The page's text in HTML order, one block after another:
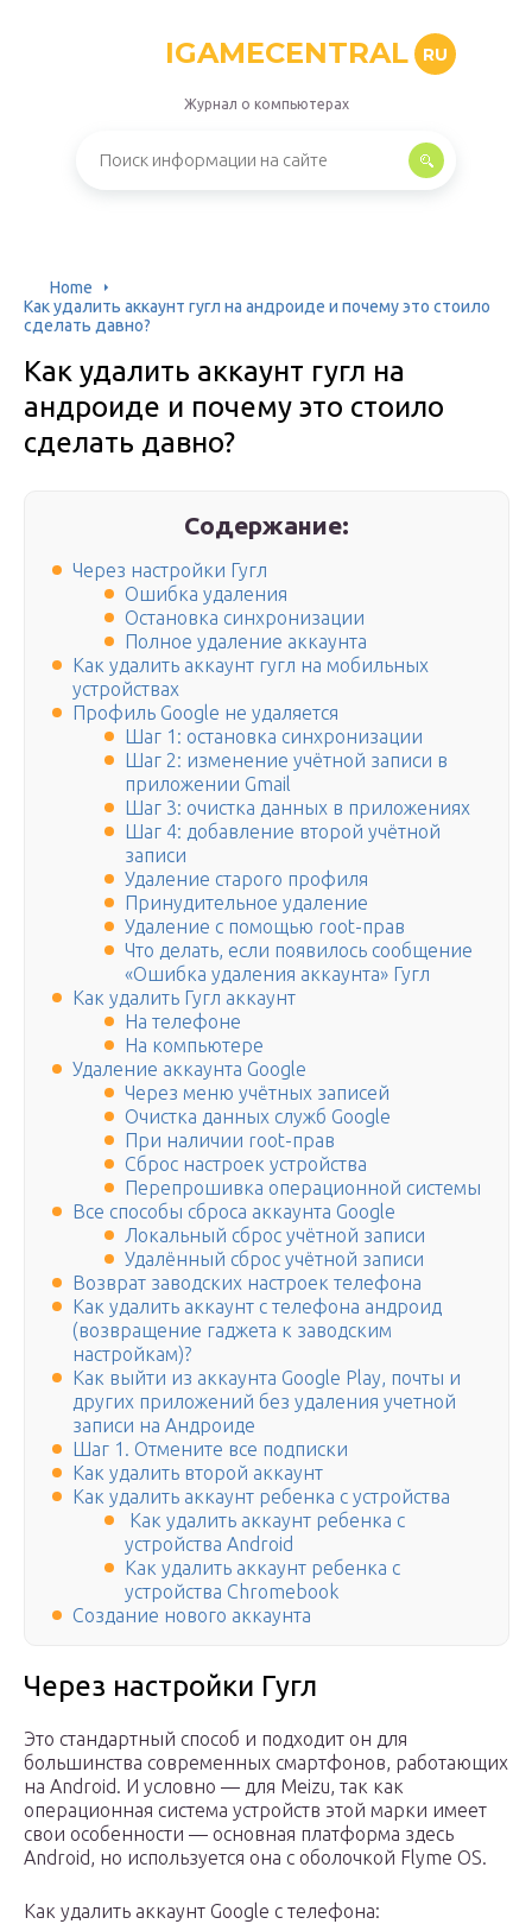
IGAMECENTRAL RU
Журнал о компьютерах
Home
Как удалить аккаунт гугл на андроиде и почему это стоило
сделать давно?
Как удалить аккаунт гугл на
андроиде и почему это стоило
сделать давно?
Содержание:
Через настройки Гугл
Ошибка удаления
Остановка синхронизации
Полное удаление аккаунта
Как удалить аккаунт гугл на мобильных
устройствах
Профиль Google не удаляется
Шаг 1: остановка синхронизации
Шаг 2: изменение учётной записи в
приложении Gmail
Шаг 3: очистка данных в приложениях
Шаг 4: добавление второй учётной
записи
Удаление старого профиля
Принудительное удаление
Удаление с помощью root-прав
Что делать, если появилось сообщение
«Ошибка удаления аккаунта» Гугл
Как удалить Гугл аккаунт
На телефоне
На компьютере
Удаление аккаунта Google
Через меню учётных записей
Очистка данных служб Google
При наличии root-прав
Сброс настроек устройства
Перепрошивка операционной системы
Все способы сброса аккаунта Google
Локальный сброс учётной записи
Удалённый сброс учётной записи
Возврат заводских настроек телефона
Как удалить аккаунт с телефона андроид
(возвращение гаджета к заводским
настройкам)?
Как выйти из аккаунта Google Play, почты и
других приложений без удаления учетной
записи на Андроиде
Шаг 1. Отмените все подписки
Как удалить второй аккаунт
Как удалить аккаунт ребенка с устройства
Как удалить аккаунт ребенка с
устройства Android
Как удалить аккаунт ребенка с
устройства Chromebook
Создание нового аккаунта
Через настройки Гугл
Это стандартный способ и подходит он для
большинства современных смартфонов, работающих
на Android. И условно — для Meizu, так как
операционная система устройств этой марки имеет
свои особенности — основная платформа здесь
Android, но используется она с оболочкой Flyme OS.
Как удалить аккаунт Google с телефона: